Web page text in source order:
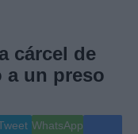
cárcel de
a un preso
WhatsApp